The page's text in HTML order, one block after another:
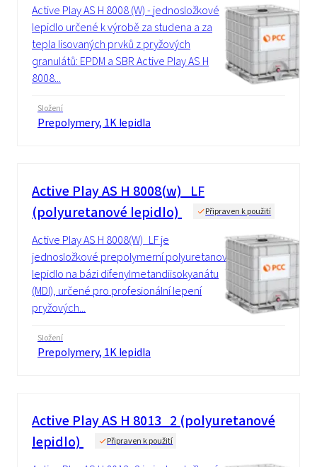
Active Play AS H 8008 (W) - jednosložkové
lepidlo určené k výrobě za studena a za
tepla lisovaných prvků z pryžových
granulátů: EPDM a SBR Active Play AS H
8008...
Složení
Prepolymery, 1K lepidla
Active Play AS H 8008(w)_LF
(polyuretanové lepidlo)
Připraven k použití
Active Play AS H 8008(W)_LF je
jednosložkové prepolymerní polyuretanové
lepidlo na bázi difenylmetandiisokyanátu
(MDI), určené pro profesionální lepení
pryžových...
Složení
Prepolymery, 1K lepidla
Active Play AS H 8013_2 (polyuretanové
lepidlo)
Připraven k použití